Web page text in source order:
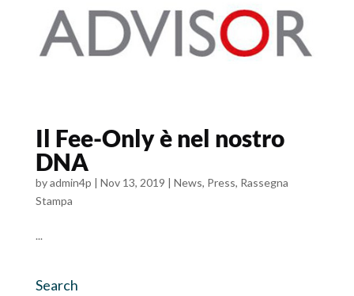
Il Fee-Only è nel nostro
DNA
byadmin4p | Nov 13, 2019 | News, Press, Rassegna
Stampa
...
Search